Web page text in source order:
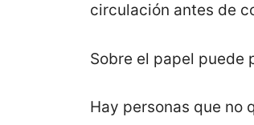
circulación antes de
Sobre el papel puede
Hay personas que no